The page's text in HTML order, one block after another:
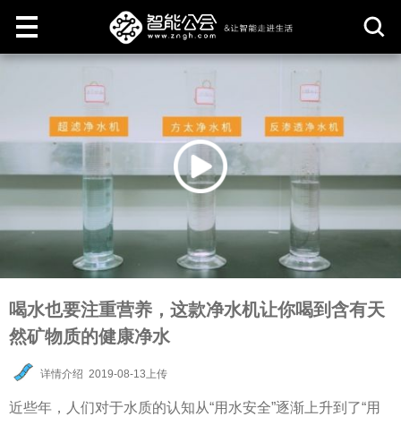
喝水也要注重营养，这款净水机让你喝到含有天
然矿物质的健康净水
详情介绍 2019-08-13上传
近些年，人们对于水质的认知从“用水安全”逐渐上升到了“用